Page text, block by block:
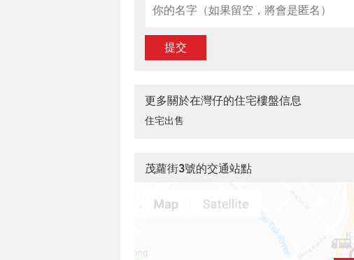
提交
更多關於在灣仔的住宅樓盤信息
住宅出售
茂蘿街3號的交通站點